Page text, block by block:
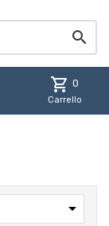

shopping_cart 0
Carrello
